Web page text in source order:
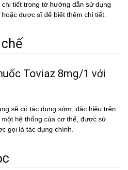
tiết trong tờ hướng dẫn sử dụng
dược sĩ để biết thêm chi tiết.
Toviaz 8mg/1 với
sẽ có tác dụng sớm, đặc hiệu trên
hệ thống của cơ thể, được sử
gọi là tác dụng chính.